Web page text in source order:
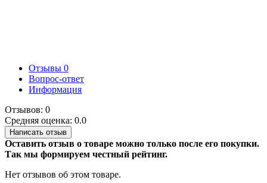
Отзывы 0
Вопрос-ответ
Информация
Отзывов: 0
Средняя оценка: 0.0
Написать отзыв
Оставить отзыв о товаре можно только после его покупки.
Так мы формируем честный рейтинг.
Нет отзывов об этом товаре.